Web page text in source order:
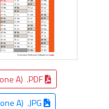
A) .PDF
A) .JPG